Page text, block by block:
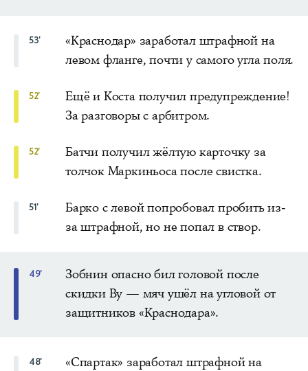
53'
«Краснодар» заработал штрафной на
левом фланге, почти у самого угла поля.
52'
Ещё и Коста получил предупреждение!
За разговоры с арбитром.
52'
Батчи получил жёлтую карточку за
толчок Маркиньоса после свистка.
51'
Барко с левой попробовал пробить из-
за штрафной, но не попал в створ.
49'
Зобнин опасно бил головой после
скидки Ву — мяч ушёл на угловой от
защитников «Краснодара».
48'
«Спартак» заработал штрафной на